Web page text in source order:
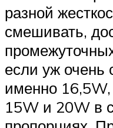
разной
смешивать,
если уж очень
именно
15W и 20W в